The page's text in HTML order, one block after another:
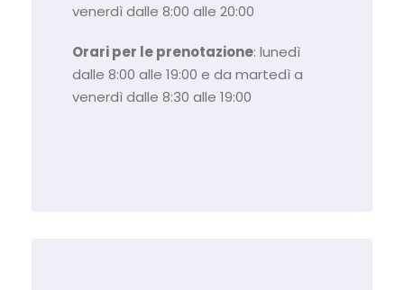
venerdì dalle 8:00 alle 20:00
Orari per le prenotazione: lunedì
dalle 8:00 alle 19:00 e da martedì a
venerdì dalle 8:30 alle 19:00